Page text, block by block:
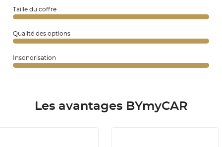
Taille du coffre
Qualité des options
Insonorisation
Les avantages BYmyCAR